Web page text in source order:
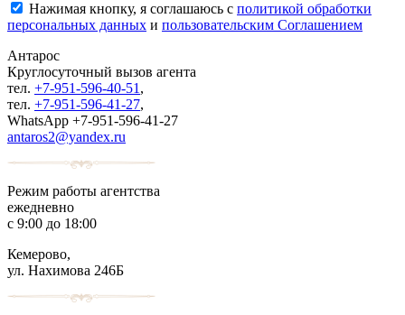
Нажимая кнопку, я соглашаюсь с политикой обработки
персональных данных и пользовательским Соглашением
Антарос
Круглосуточный вызов агента
тел. +7-951-596-40-51 ,
тел. +7-951-596-41-27,
WhatsApp +7-951-596-41-27
antaros2@yandex.ru
Режим работы агентства
ежедневно
с 9:00 до 18:00
Кемерово,
ул. Нахимова 246Б